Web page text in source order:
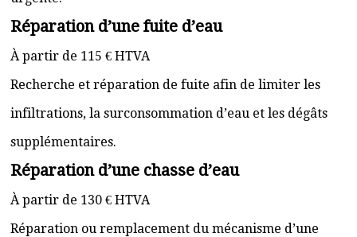
Réparation d’une fuite d’eau
À partir de 115 € HTVA
Recherche et réparation de fuite afin de limiter les
infiltrations, la surconsommation d’eau et les dégâts
supplémentaires.
Réparation d’une chasse d’eau
À partir de 130 € HTVA
Réparation ou remplacement du mécanisme d’une